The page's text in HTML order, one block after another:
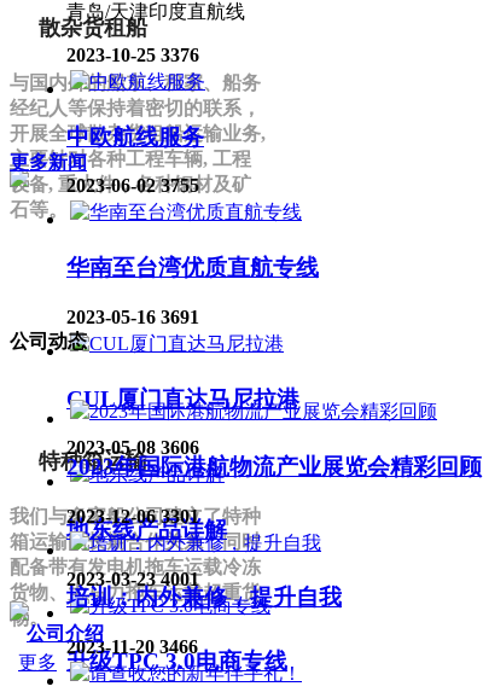
散杂货租船
与国内外的船东、租家、船务
经纪人等保持着密切的联系，
开展全球散杂货租船运输业务,
主要针对各种工程车辆, 工程
设备, 重大件，各种钢材及矿
石等。
特种箱运输
我们与多家船公司建立了特种
箱运输的长期合作关系，同时
配备带有发电机拖车运载冷冻
货物、大马力拖车运载超重货
物。
青岛/天津印度直航线
2023-10-25 3376
中欧航线服务
2023-06-02 3755
华南至台湾优质直航专线
2023-05-16 3691
CUL厦门直达马尼拉港
2023-05-08 3606
地东线产品详解
2023-03-23 4001
升级TPC 3.0电商专线
更多新闻
公司动态
2023年国际港航物流产业展览会精彩回顾
2023-12-06 3301
培训：内外兼修，提升自我
2023-11-20 3466
公司介绍
更多